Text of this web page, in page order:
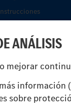
ANÁLISIS
mejorar
información
sobre
de seguridad